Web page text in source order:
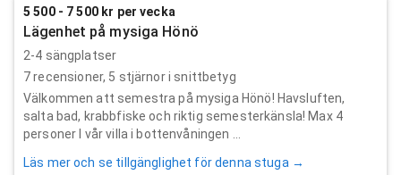
5 500 - 7 500 kr per vecka
Lägenhet på mysiga Hönö
2-4 sängplatser
7recensioner, 5 stjärnor i snittbetyg
Välkommen att semestra på mysiga Hönö! Havsluften,
salta bad, krabbfiske och riktig semesterkänsla! Max 4
personer I vår villa i bottenvåningen ...
Läs mer och se tillgänglighet för denna stuga →